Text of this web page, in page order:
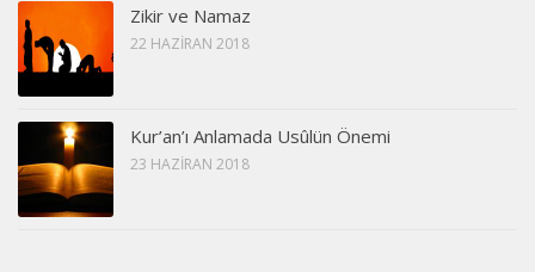
Zikir ve Namaz
22 HAZIRAN 2018
Kur’an’ı Anlamada Usûlün Önemi
23 HAZIRAN 2018